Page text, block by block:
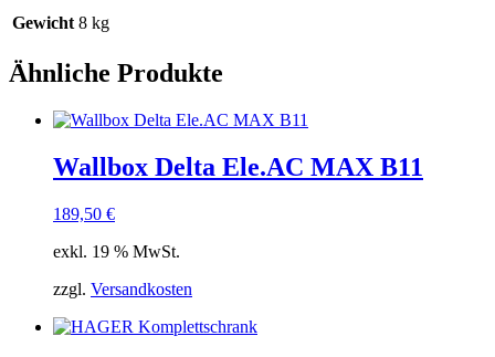
Gewicht 8 kg
Ähnliche Produkte
Wallbox Delta Ele.AC MAX B11
189,50 €
exkl. 19 % MwSt.
zzgl. Versandkosten